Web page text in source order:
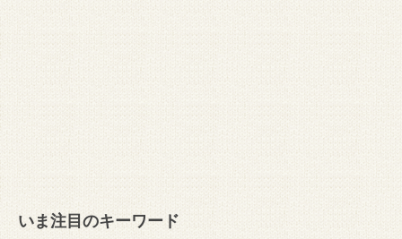
いま注目のキーワード